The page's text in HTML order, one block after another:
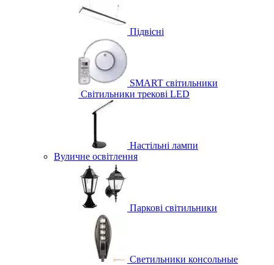
Підвісні
SMART світильники
Світильники трекові LED
Настільні лампи
Вуличне освітлення
Паркові світильники
Светильники консольные